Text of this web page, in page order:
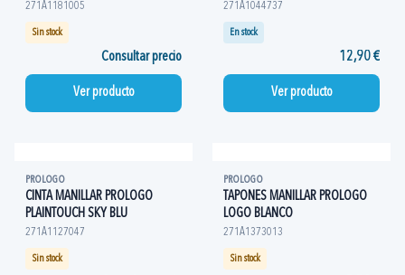
271A1181005
Sin stock
Consultar precio
Ver producto
271A1044737
En stock
12,90 €
Ver producto
PROLOGO
CINTA MANILLAR PROLOGO
PLAINTOUCH SKY BLU
271A1127047
Sin stock
PROLOGO
TAPONES MANILLAR PROLOGO
LOGO BLANCO
271A1373013
Sin stock